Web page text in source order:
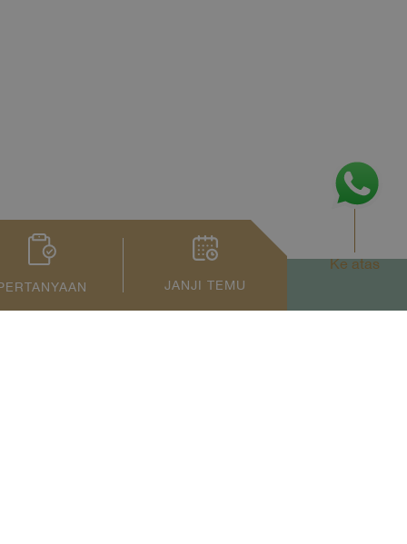
JANJI TEMU
Ke atas